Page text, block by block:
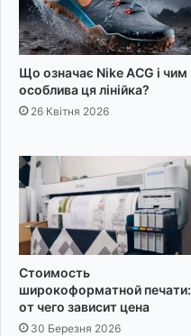
Що означає Nike ACG і чим
особлива ця лінійка?
26 Квітня 2026
Стоимость
широкоформатной печати:
от чего зависит цена
30 Березня 2026